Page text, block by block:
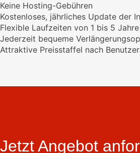
Keine Hosting-Gebühren
Kostenloses, jährliches Update der
Flexible Laufzeiten von 1 bis 5 Jahre
Jederzeit bequeme
Attraktive Preisstaffel nach
Jetzt Angebot